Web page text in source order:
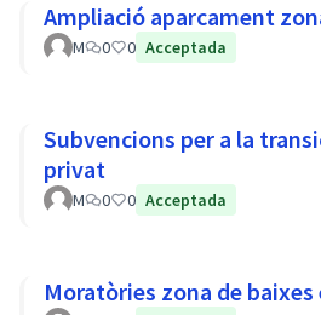
Ampliació aparcament
M 0 0 Acceptada
Subvencions per a la
privat
M 0 0 Acceptada
Moratòries zona de